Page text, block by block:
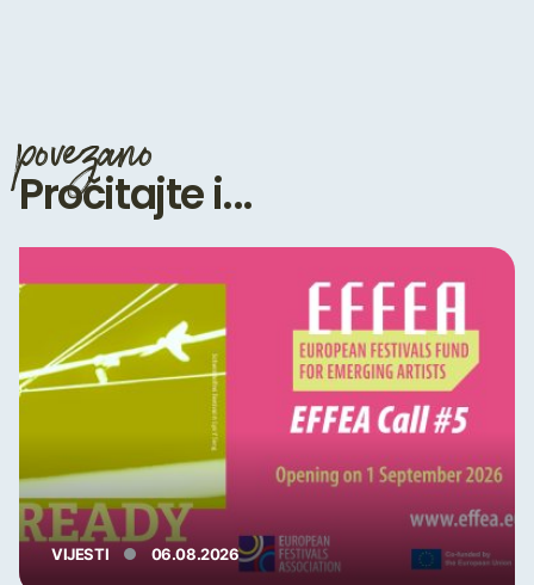
povezano
Pročitajte i...
VIJESTI 06.08.2026